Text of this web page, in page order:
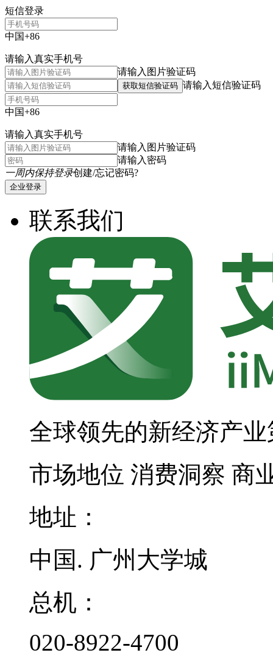
短信登录
中国+86
请输入真实手机号
请输入图片验证码
获取短信验证码 请输入短信验证码
中国+86
请输入真实手机号
请输入图片验证码
请输入密码
一周内保持登录创建/忘记密码?
企业登录
联系我们
全球领先的新经济产
市场地位 消费洞察 商
地址：
中国. 广州大学城
总机：
020-8922-4700